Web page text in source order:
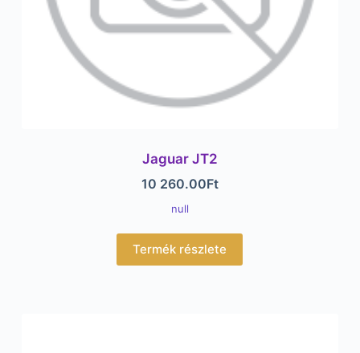
Jaguar JT2
10 260.00Ft
null
Termék részlete